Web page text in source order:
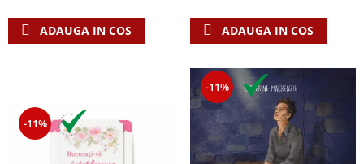
ADAUGA IN COS ADAUGA IN COS
-11%
-11%